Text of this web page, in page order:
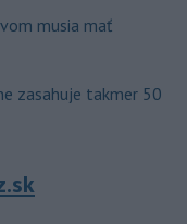
musia mať
zasahuje takmer 50